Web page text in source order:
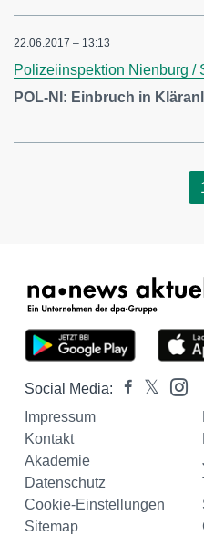
22.06.2017 – 13:13
Polizeiinspektion Nienburg /
POL-NI: Einbruch in
Social Media:
Impressum
Kontakt
Akademie
Datenschutz
Cookie-Einstellungen
Sitemap